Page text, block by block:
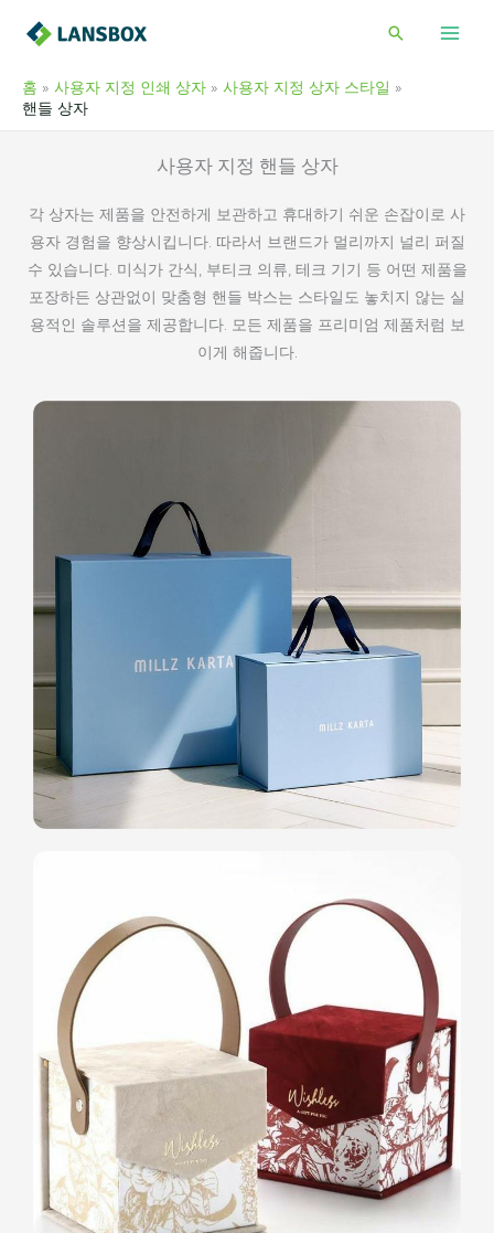
검
홈 사용자 지정 인쇄 상자
사용자 지정 상자 스타일
핸들 상자
사용자 지정 핸들 상자
각 상자는 제품을 안전하게 보관하고 휴대하기 쉬운 손잡이로 사
용자 경험을 향상시킵니다. 따라서 브랜드가 멀리까지 널리 퍼질
수 있습니다. 미식가 간식, 부티크 의류, 테크 기기 등 어떤 제품을
포장하든 상관없이 맞춤형 핸들 박스는 스타일도 놓치지 않는 실
용적인 솔루션을 제공합니다. 모든 제품을 프리미엄 제품처럼 보
이게 해줍니다.